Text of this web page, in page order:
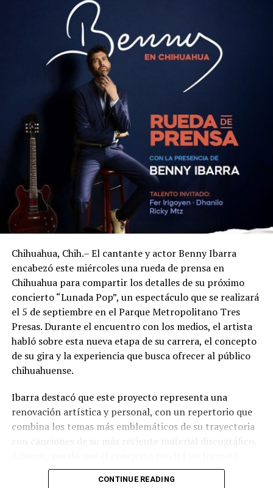
Chihuahua, Chih.– El cantante y actor Benny Ibarra
encabezó este miércoles una rueda de prensa en
Chihuahua para compartir los detalles de su próximo
concierto “Lunada Pop”, un espectáculo que se realizará
el 5 de septiembre en el Parque Metropolitano Tres
Presas. Durante el encuentro con los medios, el artista
habló sobre esta nueva etapa de su carrera, el concepto
de su gira y la experiencia que busca ofrecer al público
chihuahuense.
Ibarra destacó que este proyecto representa una
renovación artística y personal, con un repertorio que
combina los temas más emblemáticos de su trayectoria
con canciones de su más reciente material discográfico.
pensado para disfrutarse al aire libre, acompañado de
propuestas gastronómicas, talento local y una
CONTINUE READING